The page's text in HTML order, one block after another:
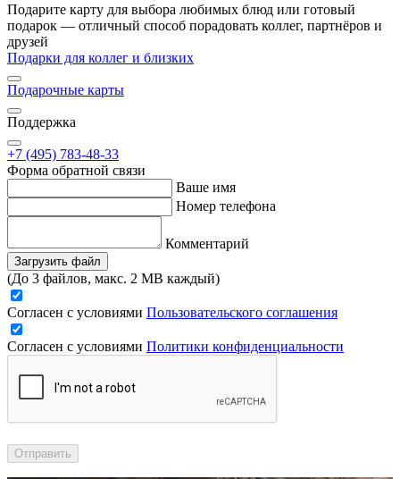
Подарите карту для выбора любимых блюд или готовый
подарок — отличный способ порадовать коллег, партнёров и
друзей
Подарки для коллег и близких
Подарочные карты
Поддержка
+7 (495) 783-48-33
Форма обратной связи
Ваше имя
Номер телефона
Комментарий
Загрузить файл
(До 3 файлов, макс. 2 MB каждый)
Согласен с условиями Пользовательского соглашения
Согласен с условиями Политики конфиденциальности
Отправить